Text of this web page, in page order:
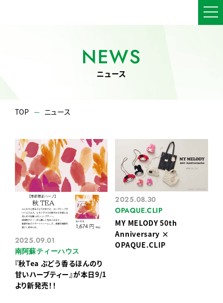
NEWS
ニュース
TOP ニュース
2025.09.01
南阿蘇ティーハウス
『秋Tea ぶどう香るほんのり
甘いハーブティー』が本日9/1
より新発売！！
2025.08.30
OPAQUE.CLIP
MY MELODY 50th
Anniversary ×
OPAQUE.CLIP